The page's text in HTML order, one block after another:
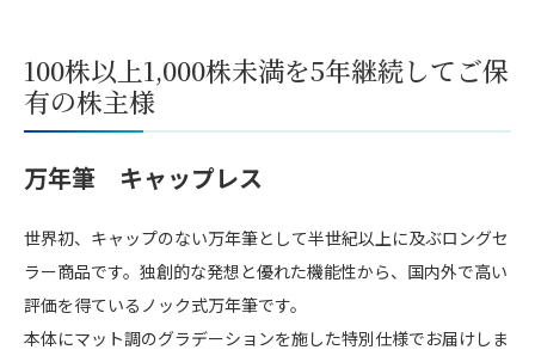
100株以上1,000株未満を5年継続してご保
有の株主様
万年筆 キャップレス
世界初、キャップのない万年筆として半世紀以上に及ぶロングセ
ラー商品です。独創的な発想と優れた機能性から、国内外で高い
評価を得ているノック式万年筆です。
本体にマット調のグラデーションを施した特別仕様でお届けしま